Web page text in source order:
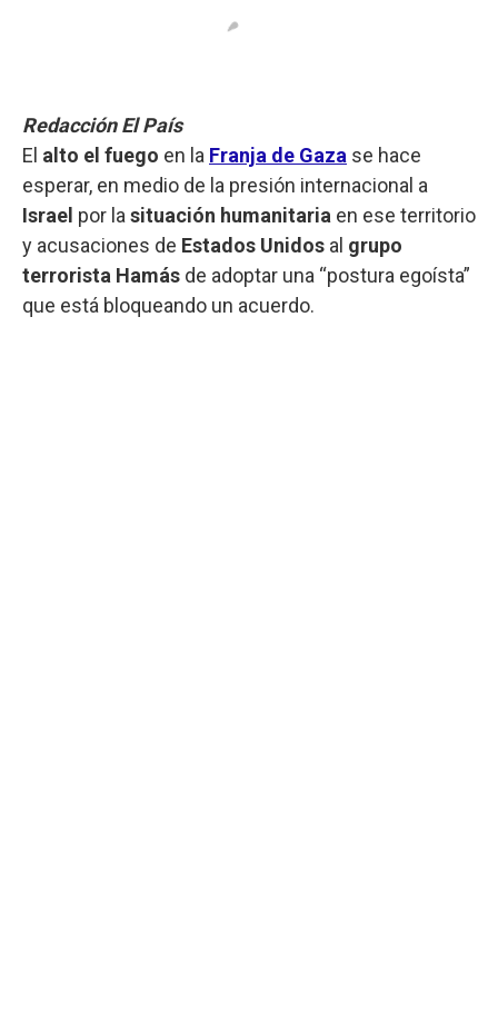
Redacción El País
El alto el fuego en la Franja de Gaza se hace
esperar, en medio de la presión internacional a
Israel por la situación humanitaria en ese territorio
y acusaciones de Estados Unidos al grupo
terrorista Hamás de adoptar una “postura egoísta”
que está bloqueando un acuerdo.